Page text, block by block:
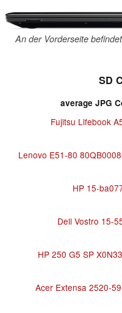
An der Vorderseite
SD
average JPG
Fujitsu Lifebook
Lenovo E51-80
HP 15-
Dell Vostro 15-
HP 250 G5 SP
Acer Extensa 2520-